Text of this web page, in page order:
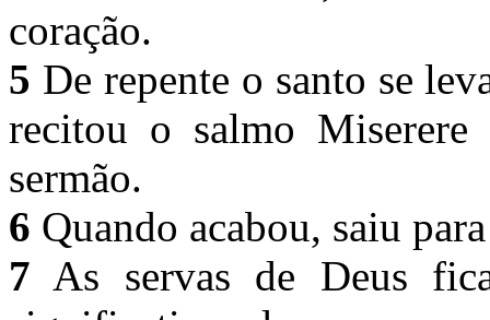
coração.
5 De repente o santo se
recitou o salmo
sermão.
6 Quando acabou, saiu
7 As servas de Deus